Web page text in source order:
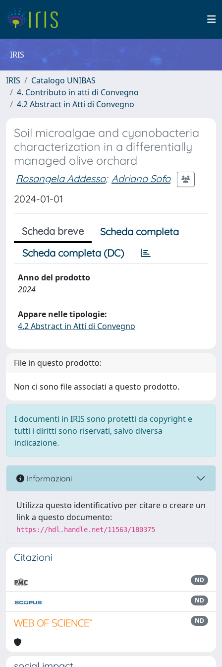
IRIS
IRIS
Catalogo UNIBAS
4. Contributo in atti di Convegno
4.2 Abstract in Atti di Convegno
Soil microalgae and cyanobacteria
characterization in a differentially
managed olive orchard
Rosangela Addesso; Adriano Sofo
2024-01-01
Scheda breve
Scheda completa
Scheda completa (DC)
Anno del prodotto
2024
Appare nelle tipologie:
4.2 Abstract in Atti di Convegno
File in questo prodotto:
Non ci sono file associati a questo prodotto.
I documenti in IRIS sono protetti da copyright e
tutti i diritti sono riservati, salvo diversa
indicazione.
Informazioni
Utilizza questo identificativo per citare o creare un
link a questo documento:
https://hdl.handle.net/11563/180375
Citazioni
ND
ND
ND